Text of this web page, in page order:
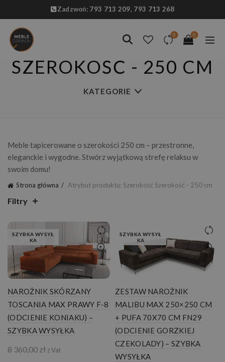
Zadzwoń: 793 713 209, 793 713 268
0 0
SZEROKOŚĆ - 250 CM
KATEGORIE
Meble tapicerowane o szerokości 250 cm – przestronne,
eleganckie i wygodne. Stwórz wyjątkową strefę relaksu w
swoim domu!
Strona główna Atrybut produktu: Szerokość Szerokość - 250 cm
Filtry
SZYBKA WYSYŁ
KA
NAROŻNIK SKÓRZANY
TOSCANIA MAX PRAWY F-8
(ODCIENIE KONIAKU) –
SZYBKA WYSYŁKA
8 360,00 zł z Vat
SZYBKA WYSYŁ
KA
ZESTAW NAROŻNIK
MALIBU MAX 250×250 CM
+ PUFA 70X70 CM FN29
(ODCIENIE GORZKIEJ
CZEKOLADY) – SZYBKA
WYSYŁKA